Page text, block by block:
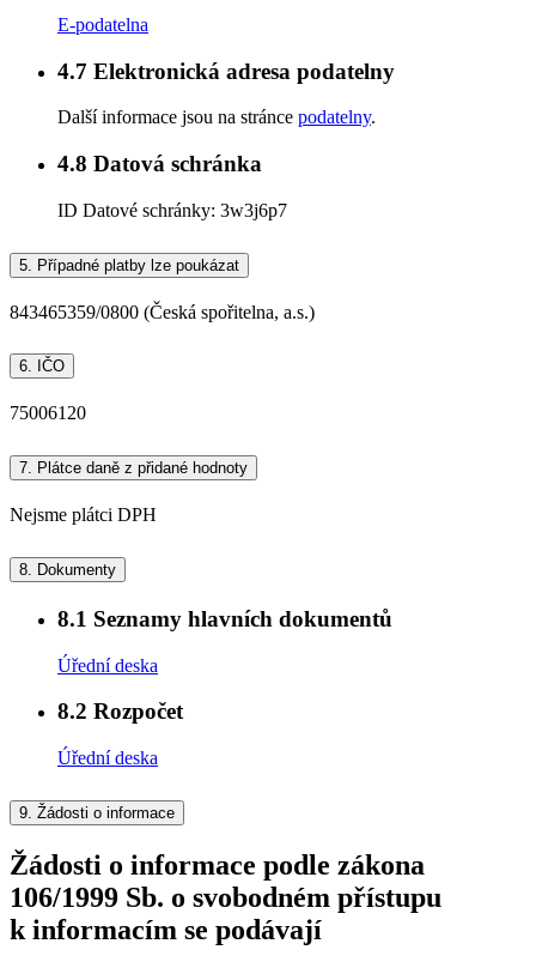
E-podatelna
4.7 Elektronická adresa podatelny
Další informace jsou na stránce podatelny.
4.8 Datová schránka
ID Datové schránky: 3w3j6p7
5. Případné platby lze poukázat
843465359/0800 (Česká spořitelna, a.s.)
6. IČO
75006120
7. Plátce daně z přidané hodnoty
Nejsme plátci DPH
8. Dokumenty
8.1 Seznamy hlavních dokumentů
Úřední deska
8.2 Rozpočet
Úřední deska
9. Žádosti o informace
Žádosti o informace podle zákona
106/1999 Sb. o svobodném přístupu
k informacím se podávají